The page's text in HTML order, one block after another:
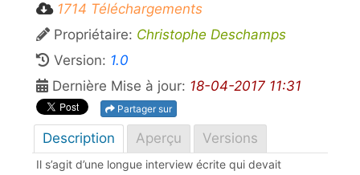
1714 Téléchargements
Propriétaire: Christophe Deschamps
Version: 1.0
Dernière Mise à jour: 18-04-2017 11:31
Partager sur
Description Aperçu Versions
Il s’agit d’une longue interview écrite qui devait